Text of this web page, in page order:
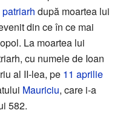
patriarh după moartea lui
din ce în ce mai
La moartea lui
cu numele de Ioan
al II-lea, pe 11 aprilie
Mauriciu, care i-a
582.